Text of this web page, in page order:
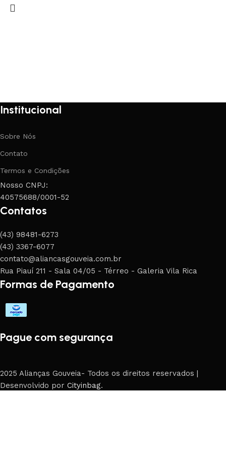
Institucional
Sobre Nós
Contato
Termos e Condições
Nosso CNPJ:
40575688/0001-52
Contatos
(43) 98481-6273
(43) 3367-6077
contato@aliancasgouveia.com.br
Rua Piauí 211 - Sala 04/05 - Térreo - Galeria Vila Rica
Formas de Pagamento
Pague com segurança
2025 Alianças Gouveia- Todos os direitos reservados |
Desenvolvido por Cityinbag.